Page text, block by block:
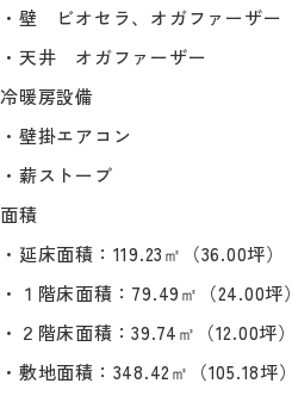
・壁 ビオセラ、オガファーザー
・天井 オガファーザー
冷暖房設備
・壁掛エアコン
・薪ストーブ
面積
・延床面積：119.23㎡（36.00坪）
・１階床面積：79.49㎡（24.00坪）
・２階床面積：39.74㎡（12.00坪）
・敷地面積：348.42㎡（105.18坪）